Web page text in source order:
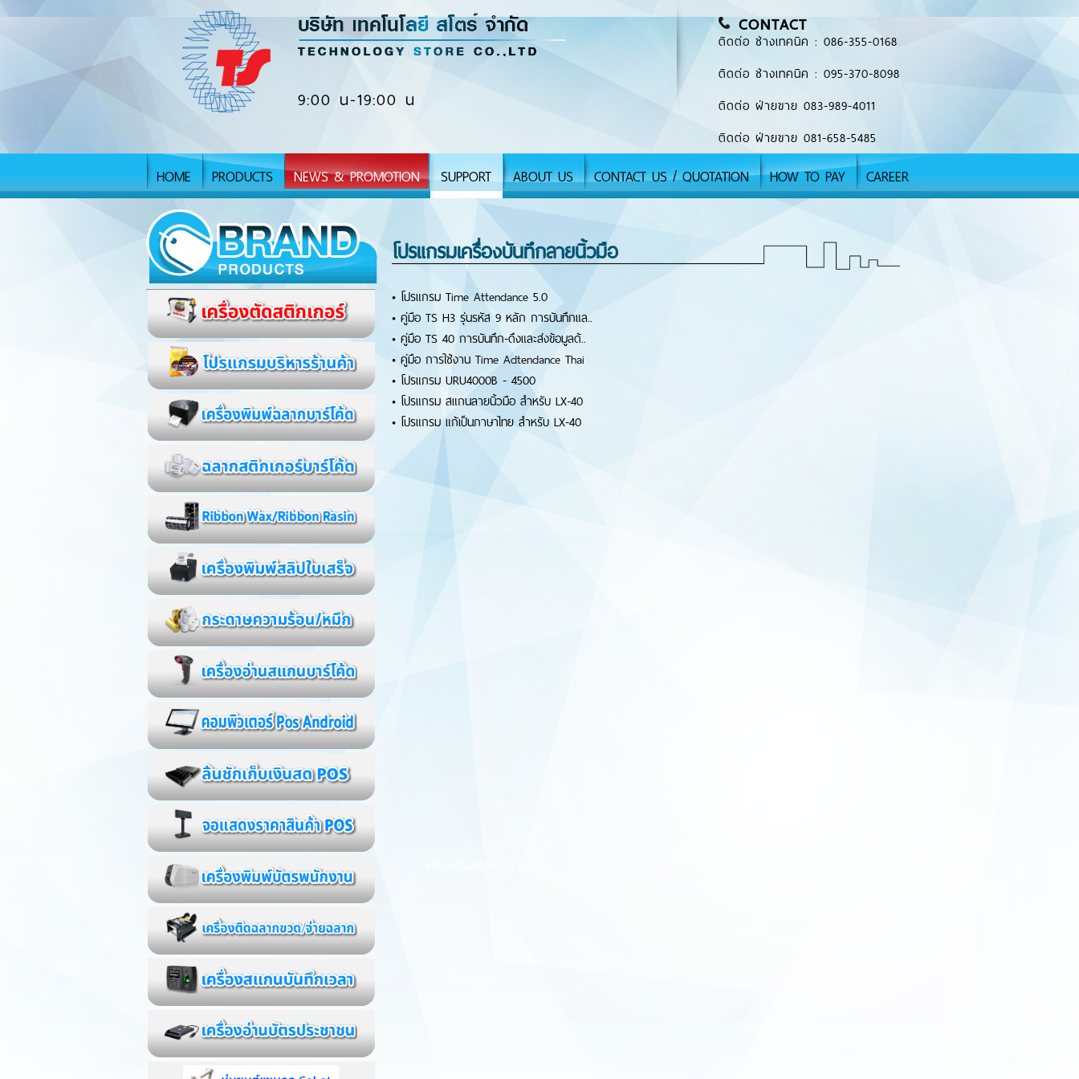
9:00 น-19:00 น
CONTACT
ติดต่อ ช่างเทคนิค : 086-355-0168
ติดต่อ ช่างเทคนิค : 095-370-8098
ติดต่อ ฝ่ายขาย 083-989-4011
ติดต่อ ฝ่ายขาย 081-658-5485
HOME PRODUCTS NEWS & PROMOTION SUPPORT ABOUT US CONTACT US / QUOTATION HOW TO PAY CAREER
โปรแกรมเครื่องบันทึกลายนิ้วมือ
• โปรแกรม Time Attendance 5.0
• คู่มือ TS H3 รุ่นรหัส 9 หลัก การบันทึกแล..
• คู่มือ TS 40 การบันทึก-ดึงและส่งข้อมูลด้..
• คู่มือ การใช้งาน Time Adtendance Thai
• โปรแกรม URU4000B - 4500
• โปรแกรม สแกนลายนิ้วมือ สำหรับ LX-40
• โปรแกรม แก้เป็นภาษาไทย สำหรับ LX-40